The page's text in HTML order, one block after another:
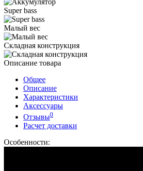
Super bass
Малый вес
Складная конструкция
Описание товара
Общее
Описание
Характеристики
Аксессуары
Отзывы0
Расчет доставки
Особенности: